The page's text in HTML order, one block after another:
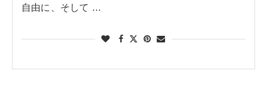
自由に、そして …